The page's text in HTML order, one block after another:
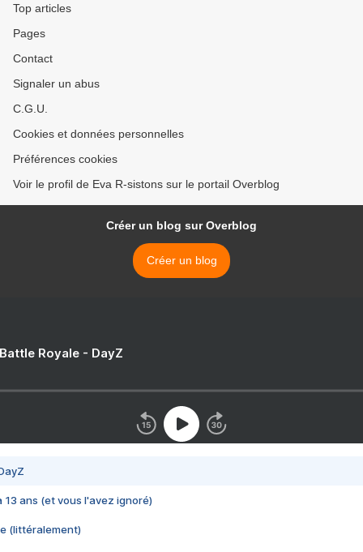
Top articles
Pages
Contact
Signaler un abus
C.G.U.
Cookies et données personnelles
Préférences cookies
Voir le profil de Eva R-sistons sur le portail Overblog
Créer un blog sur Overblog
Créer un blog
Royale - DayZ
13 ans (et vous l'avez ignoré)
(littéralement)